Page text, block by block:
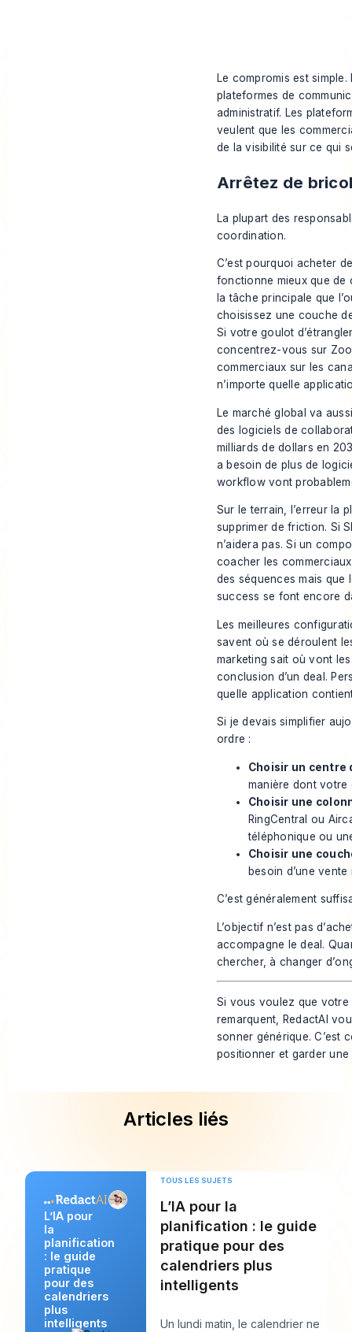
Le compromis est
plateformes de
administratif. Les
veulent que les
de la visibilité sur ce qui
Arrêtez de
La plupart des
coordination.
C’est pourquoi acheter
fonctionne mieux que de
la tâche principale que
choisissez une couche
Si votre goulot
concentrez-vous sur
commerciaux sur les
n’importe quelle
Le marché global va
des logiciels de
milliards de dollars en
a besoin de plus de
workflow vont
Sur le terrain, l’erreur la
supprimer de friction. Si
n’aidera pas. Si un
coacher les
des séquences mais
success se font encore
Les meilleures
savent où se déroulent
marketing sait où vont
conclusion d’un deal.
quelle application
Si je devais simplifier
ordre :
Choisir un centre
manière dont votre
Choisir une
RingCentral ou
téléphonique ou
Choisir une
besoin d’une
C’est généralement
L’objectif n’est pas
accompagne le deal.
chercher, à changer
Si vous voulez que votre
remarquent, RedactAI
sonner générique. C’est
positionner et garder
Articles liés
L’IA pour
la
planification
: le guide
pratique
pour des
calendriers
plus
intelligents
TOUS LES SUJETS
L’IA pour la
planification : le guide
pratique pour des
calendriers plus
intelligents
Un lundi matin, le calendrier ne